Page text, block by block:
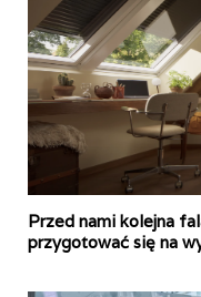
Przed nami kolejna
przygotować się na